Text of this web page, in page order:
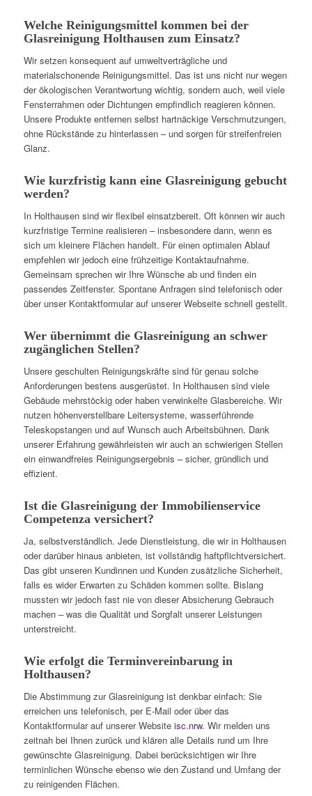
Welche Reinigungsmittel kommen bei der
Glasreinigung Holthausen zum Einsatz?
Wir setzen konsequent auf umweltverträgliche und
materialschonende Reinigungsmittel. Das ist uns nicht nur wegen
der ökologischen Verantwortung wichtig, sondern auch, weil viele
Fensterrahmen oder Dichtungen empfindlich reagieren können.
Unsere Produkte entfernen selbst hartnäckige Verschmutzungen,
ohne Rückstände zu hinterlassen – und sorgen für streifenfreien
Glanz.
Wie kurzfristig kann eine Glasreinigung gebucht
werden?
In Holthausen sind wir flexibel einsatzbereit. Oft können wir auch
kurzfristige Termine realisieren – insbesondere dann, wenn es
sich um kleinere Flächen handelt. Für einen optimalen Ablauf
empfehlen wir jedoch eine frühzeitige Kontaktaufnahme.
Gemeinsam sprechen wir Ihre Wünsche ab und finden ein
passendes Zeitfenster. Spontane Anfragen sind telefonisch oder
über unser Kontaktformular auf unserer Webseite schnell gestellt.
Wer übernimmt die Glasreinigung an schwer
zugänglichen Stellen?
Unsere geschulten Reinigungskräfte sind für genau solche
Anforderungen bestens ausgerüstet. In Holthausen sind viele
Gebäude mehrstöckig oder haben verwinkelte Glasbereiche. Wir
nutzen höhenverstellbare Leitersysteme, wasserführende
Teleskopstangen und auf Wunsch auch Arbeitsbühnen. Dank
unserer Erfahrung gewährleisten wir auch an schwierigen Stellen
ein einwandfreies Reinigungsergebnis – sicher, gründlich und
effizient.
Ist die Glasreinigung der Immobilienservice
Competenza versichert?
Ja, selbstverständlich. Jede Dienstleistung, die wir in Holthausen
oder darüber hinaus anbieten, ist vollständig haftpflichtversichert.
Das gibt unseren Kundinnen und Kunden zusätzliche Sicherheit,
falls es wider Erwarten zu Schäden kommen sollte. Bislang
mussten wir jedoch fast nie von dieser Absicherung Gebrauch
machen – was die Qualität und Sorgfalt unserer Leistungen
unterstreicht.
Wie erfolgt die Terminvereinbarung in
Holthausen?
Die Abstimmung zur Glasreinigung ist denkbar einfach: Sie
erreichen uns telefonisch, per E-Mail oder über das
Kontaktformular auf unserer Website isc.nrw. Wir melden uns
zeitnah bei Ihnen zurück und klären alle Details rund um Ihre
gewünschte Glasreinigung. Dabei berücksichtigen wir Ihre
terminlichen Wünsche ebenso wie den Zustand und Umfang der
zu reinigenden Flächen.